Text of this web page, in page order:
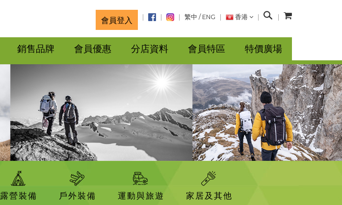
會員登入 繁中 / ENG 香港
搜
銷售品牌 會員優惠 分店資料 會員特區 特價廣場
露營裝備 戶外裝備 運動與旅遊 家居及其他